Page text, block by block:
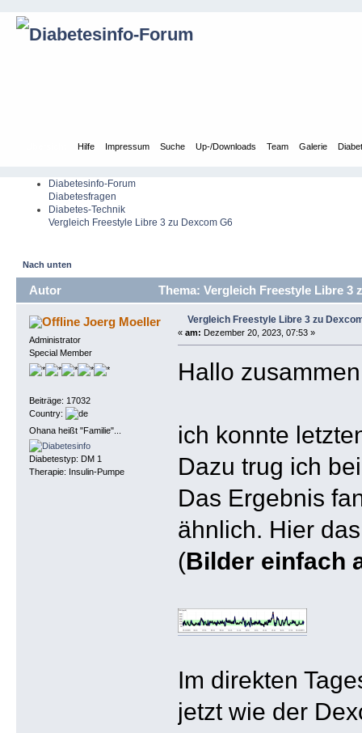
Hilfe Impressum Suche Up-/Downloads Team Galerie
Diabetesinfo-Forum
Diabetesfragen
Diabetes-Technik
Vergleich Freestyle Libre 3 zu Dexcom G6
Nach unten
Autor Thema: Vergleich Freestyle Libre 3
Joerg Moeller
Administrator
Special Member
Beiträge: 17032
Country:
Ohana heißt "Familie"...
Diabetestyp: DM 1
Therapie: Insulin-Pumpe
Vergleich Freestyle Libre 3 zu
« am: Dezember 20, 2023, 07:53 »
Hallo
ich konnte
Dazu trug ich
Das Ergebnis
ähnlich. Hier
(Bilder einfach
Im direkten
jetzt wie der